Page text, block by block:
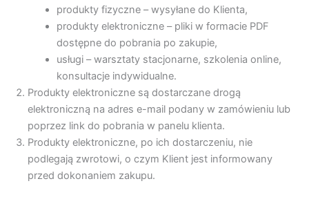
produkty fizyczne – wysyłane do Klienta,
produkty elektroniczne – pliki w formacie PDF
dostępne do pobrania po zakupie,
usługi – warsztaty stacjonarne, szkolenia online,
konsultacje indywidualne.
Produkty elektroniczne są dostarczane drogą
elektroniczną na adres e-mail podany w zamówieniu lub
poprzez link do pobrania w panelu klienta.
Produkty elektroniczne, po ich dostarczeniu, nie
podlegają zwrotowi, o czym Klient jest informowany
przed dokonaniem zakupu.